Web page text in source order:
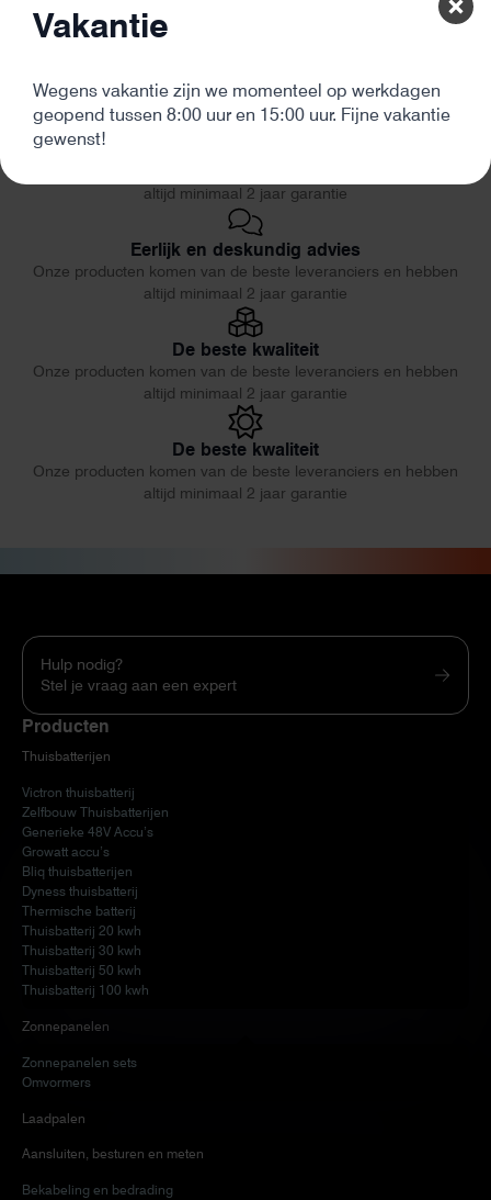
altijd minimaal 2 jaar garantie
Eerlijk en deskundig advies
Onze producten komen van de beste leveranciers en hebben
altijd minimaal 2 jaar garantie
De beste kwaliteit
Onze producten komen van de beste leveranciers en hebben
altijd minimaal 2 jaar garantie
De beste kwaliteit
Onze producten komen van de beste leveranciers en hebben
altijd minimaal 2 jaar garantie
Hulp nodig?
Stel je vraag aan een expert
Producten
Thuisbatterijen
Victron thuisbatterij
Zelfbouw Thuisbatterijen
Generieke 48V Accu’s
Growatt accu’s
Bliq thuisbatterijen
Dyness thuisbatterij
Thermische batterij
Thuisbatterij 20 kwh
Thuisbatterij 30 kwh
Thuisbatterij 50 kwh
Thuisbatterij 100 kwh
Zonnepanelen
Zonnepanelen sets
Omvormers
Laadpalen
Aansluiten, besturen en meten
Bekabeling en bedrading
Vakantie
Wegens vakantie zijn we momenteel op werkdagen
geopend tussen 8:00 uur en 15:00 uur. Fijne vakantie
gewenst!